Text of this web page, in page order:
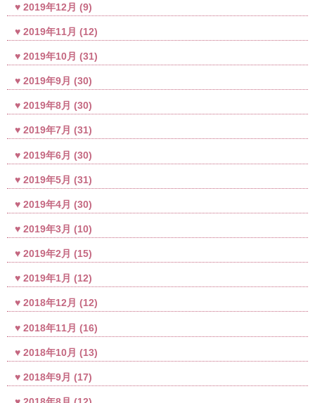
2019年12月 (9)
2019年11月 (12)
2019年10月 (31)
2019年9月 (30)
2019年8月 (30)
2019年7月 (31)
2019年6月 (30)
2019年5月 (31)
2019年4月 (30)
2019年3月 (10)
2019年2月 (15)
2019年1月 (12)
2018年12月 (12)
2018年11月 (16)
2018年10月 (13)
2018年9月 (17)